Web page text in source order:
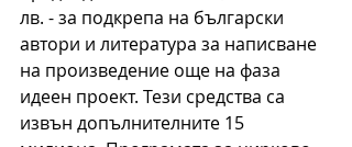
лв. - за подкрепа на български
автори и литература за написване
на произведение още на фаза
идеен проект. Тези средства са
извън допълнителните 15